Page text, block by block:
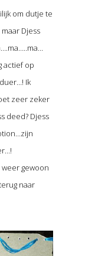
om dutje te
Djess
actief op
Ik
zeer zeker
deed? Djess
gewoon
naar